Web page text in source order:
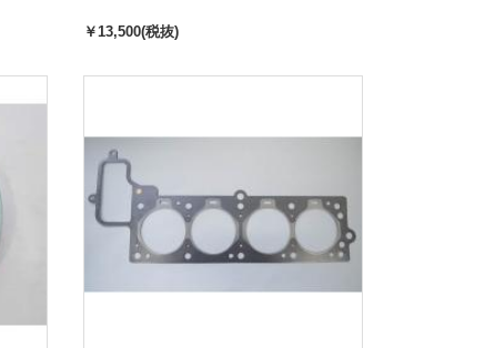
￥13,500(税抜)